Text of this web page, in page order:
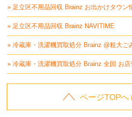
» 足立区不用品回収 Brainz お出かけタウン
» 足立区不用品回収 Brainz NAVITIME
» 冷蔵庫・洗濯機買取処分 Brainz @粗大ご
» 冷蔵庫・洗濯機買取処分 Brainz 全国 お店
ページTOPへ